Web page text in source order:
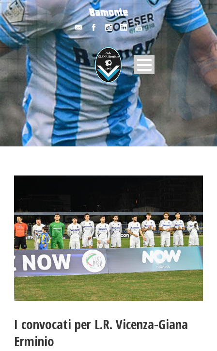
I convocati per L.R. Vicenza-Giana
Erminio